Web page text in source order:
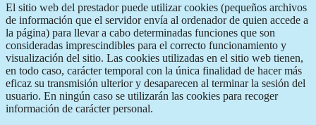
El sitio web del prestador puede utilizar cookies (pequeños archivos
de información que el servidor envía al ordenador de quien accede a
la página) para llevar a cabo determinadas funciones que son
consideradas imprescindibles para el correcto funcionamiento y
visualización del sitio. Las cookies utilizadas en el sitio web tienen,
en todo caso, carácter temporal con la única finalidad de hacer más
eficaz su transmisión ulterior y desaparecen al terminar la sesión del
usuario. En ningún caso se utilizarán las cookies para recoger
información de carácter personal.